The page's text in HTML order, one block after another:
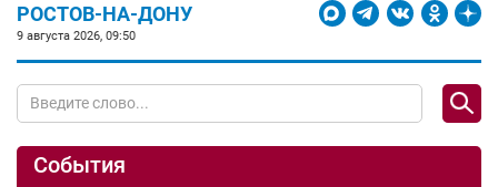
РОСТОВ-НА-ДОНУ
9 августа 2026, 09:50
События